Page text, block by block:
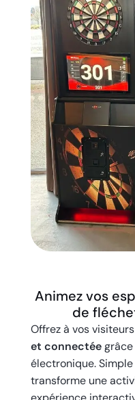
Animez vos
de
Offrez à vos
et connectéegrâce
électronique.
transforme une